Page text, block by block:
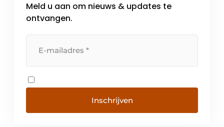
Meld u aan om nieuws & updates te
ontvangen.
Inschrijven